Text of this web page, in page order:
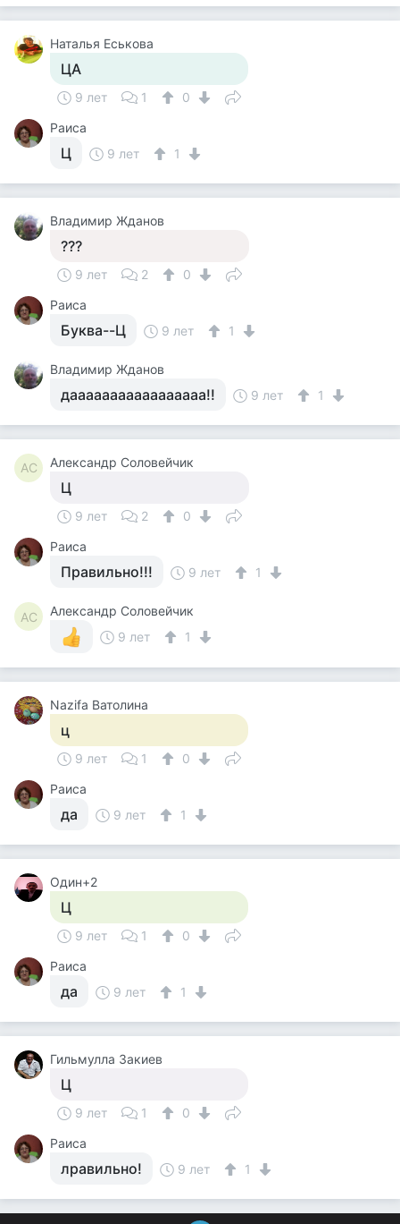
Наталья Еськова
ЦА
9 лет 1
0
Раиса
Ц 9 лет 1
Владимир Жданов
???
9 лет 2
0
Раиса
Буква--Ц 9 лет 1
Владимир Жданов
дааааааааааааааааа!! 9 лет 1
АС Александр Соловейчик
Ц
9 лет 2
0
Раиса
Правильно!!! 9 лет 1
АС
Александр Соловейчик
9 лет
1
Nazifa Ватолина
ц
9 лет 1
0
Раиса
да 9 лет 1
Один+2
Ц
9 лет 1
0
Раиса
да 9 лет 1
Гильмулла Закиев
Ц
9 лет 1
0
Раиса
лравильно! 9 лет 1